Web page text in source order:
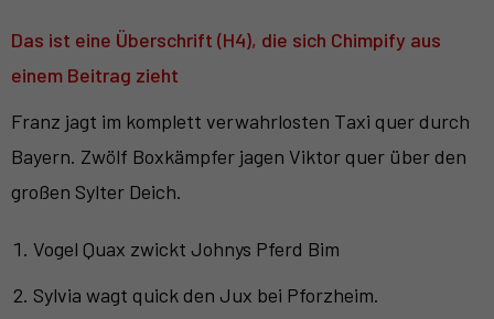
Das ist eine Überschrift (H4), die sich Chimpify aus
einem Beitrag zieht
Franz jagt im komplett verwahrlosten Taxi quer durch
Bayern. Zwölf Boxkämpfer jagen Viktor quer über den
großen Sylter Deich.
Vogel Quax zwickt Johnys Pferd Bim
Sylvia wagt quick den Jux bei Pforzheim.